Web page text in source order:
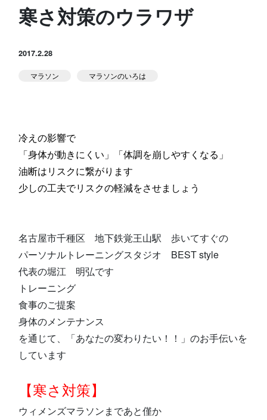
よくある質問
足育
Runner's コーチング
Runner's ピラティス
堀江のブログ スタジオ公式
アクセス 問い合せ よくある質問
体験予約する
寒さ対策のウラワザ
2017.2.28
マラソン マラソンのいろは
冷えの影響で
「身体が動きにくい」「体調を崩しやすくなる」
油断はリスクに繋がります
少しの工夫でリスクの軽減をさせましょう
名古屋市千種区 地下鉄覚王山駅 歩いてすぐの
パーソナルトレーニングスタジオ BEST style
代表の堀江 明弘です
トレーニング
食事のご提案
身体のメンテナンス
を通じて、「あなたの変わりたい！！」のお手伝いを
しています
【寒さ対策】
ウィメンズマラソンまであと僅か